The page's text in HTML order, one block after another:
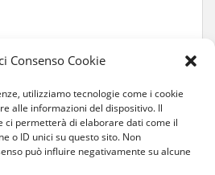
Consenso Cookie
utilizziamo tecnologie come i cookie
alle informazioni del dispositivo. Il
ci permetterà di elaborare dati come il
o ID unici su questo sito. Non
può influire negativamente su alcune